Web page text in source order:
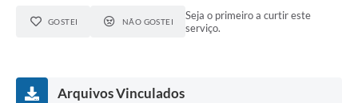
GOSTEI NÃO GOSTEI
Seja o primeiro a curtir este
serviço.
Arquivos Vinculados